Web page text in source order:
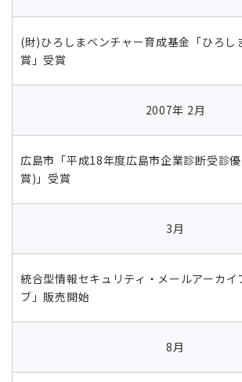
(財)ひろしまベンチャー育成基金「ひろし
賞」受賞
2007年 2月
広島市「平成18年度広島市企業診断受診
賞)」受賞
3月
統合型情報セキュリティ・メールアーカイ
ブ」販売開始
8月